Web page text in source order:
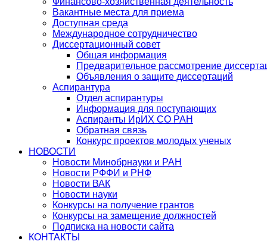
Вакантные места для приема
Доступная среда
Международное сотрудничество
Диссертационный совет
Общая информация
Предварительное рассмотрение
Объявления о защите диссертаций
Аспирантура
Отдел аспирантуры
Информация для поступающих
Аспиранты ИрИХ СО РАН
Обратная связь
Конкурс проектов молодых ученых
НОВОСТИ
Новости Минобрнауки и РАН
Новости РФФИ и РНФ
Новости ВАК
Новости науки
Конкурсы на получение грантов
Конкурсы на замещение должностей
Подписка на новости сайта
КОНТАКТЫ